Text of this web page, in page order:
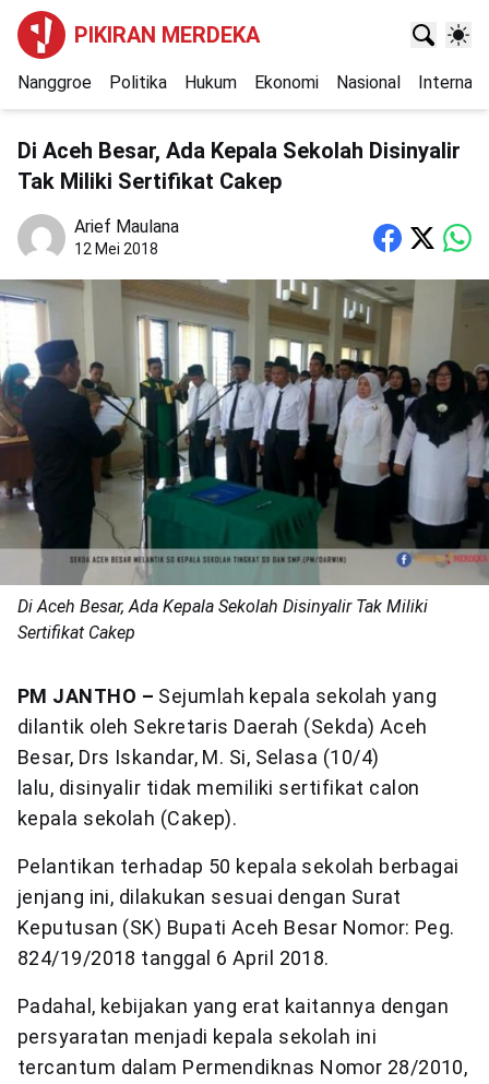
PIKIRAN MERDEKA
Nanggroe Politika Hukum Ekonomi Nasional
Di Aceh Besar, Ada Kepala Sekolah Disinyalir
Tak Miliki Sertifikat Cakep
Arief Maulana
12 Mei 2018
Di Aceh Besar, Ada Kepala Sekolah Disinyalir Tak Miliki
Sertifikat Cakep
PM JANTHO – Sejumlah kepala sekolah yang
dilantik oleh Sekretaris Daerah (Sekda) Aceh
Besar, Drs Iskandar, M. Si, Selasa (10/4)
lalu, disinyalir tidak memiliki sertifikat calon
kepala sekolah (Cakep).
Pelantikan terhadap 50 kepala sekolah berbagai
jenjang ini, dilakukan sesuai dengan Surat
Keputusan (SK) Bupati Aceh Besar Nomor: Peg.
824/19/2018 tanggal 6 April 2018.
Padahal, kebijakan yang erat kaitannya dengan
persyaratan menjadi kepala sekolah ini
tercantum dalam Permendiknas Nomor 28/2010,